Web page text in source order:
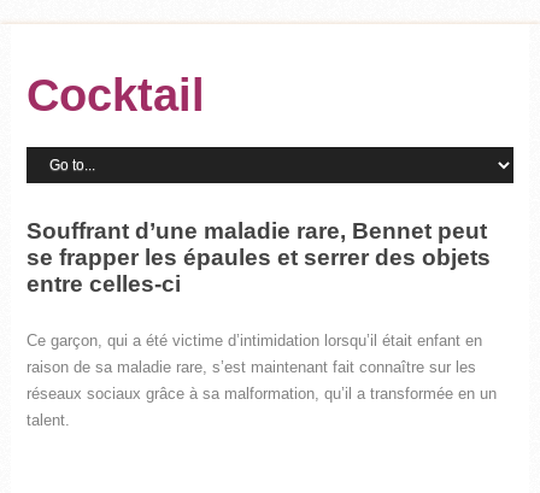
Cocktail
Souffrant d’une maladie rare, Bennet peut
se frapper les épaules et serrer des objets
entre celles-ci
Ce garçon, qui a été victime d’intimidation lorsqu’il était enfant en
raison de sa maladie rare, s’est maintenant fait connaître sur les
réseaux sociaux grâce à sa malformation, qu’il a transformée en un
talent.